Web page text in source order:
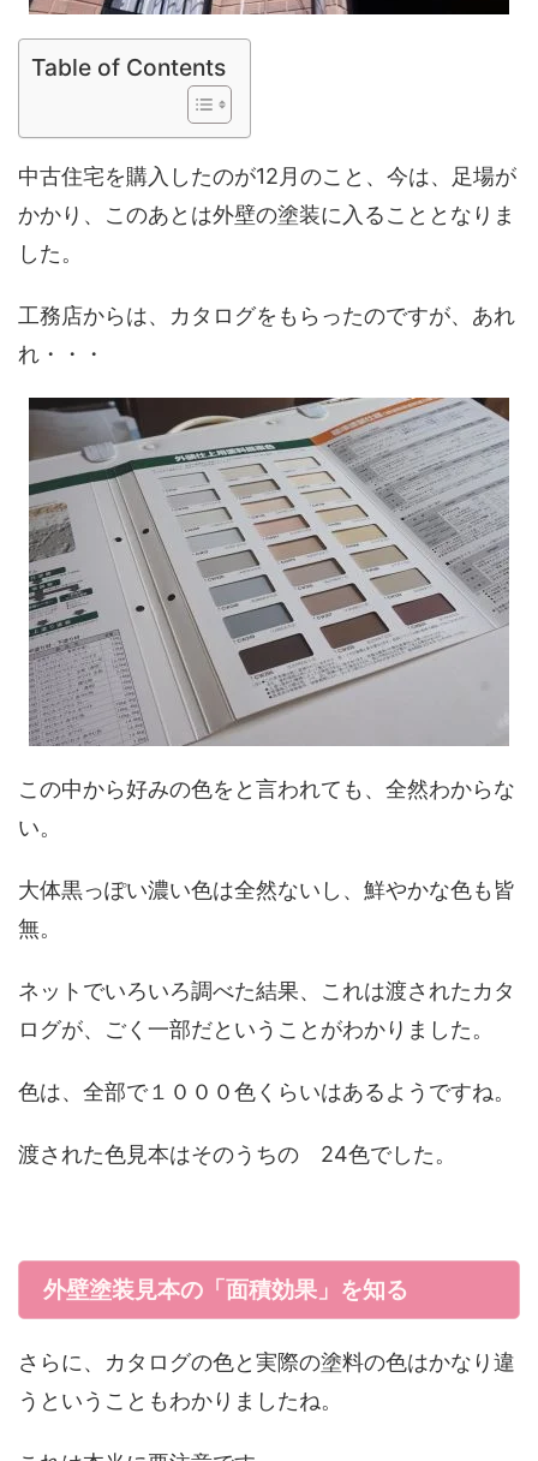
Table of Contents
中古住宅を購入したのが12月のこと、今は、足場が
かかり、このあとは外壁の塗装に入ることとなりま
した。
工務店からは、カタログをもらったのですが、あれ
れ・・・
この中から好みの色をと言われても、全然わからな
い。
大体黒っぽい濃い色は全然ないし、鮮やかな色も皆
無。
ネットでいろいろ調べた結果、これは渡されたカタ
ログが、ごく一部だということがわかりました。
色は、全部で１０００色くらいはあるようですね。
渡された色見本はそのうちの 24色でした。
外壁塗装見本の「面積効果」を知る
さらに、カタログの色と実際の塗料の色はかなり違
うということもわかりましたね。